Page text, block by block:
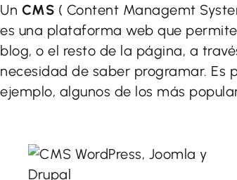
Un CMS ( Content Managemt
es una plataforma web que
blog, o el resto de la página, a
necesidad de saber programar. Es
ejemplo, algunos de los más